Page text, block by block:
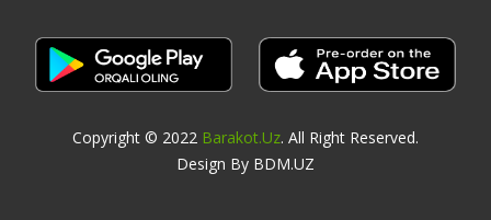
Copyright © 2022 Barakot.uz. All Right Reserved.
Design By BDM.UZ